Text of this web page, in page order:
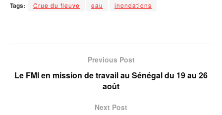
Tags: Crue du fleuve eau inondations
Previous Post
Le FMI en mission de travail au Sénégal du 19 au 26
août
Next Post